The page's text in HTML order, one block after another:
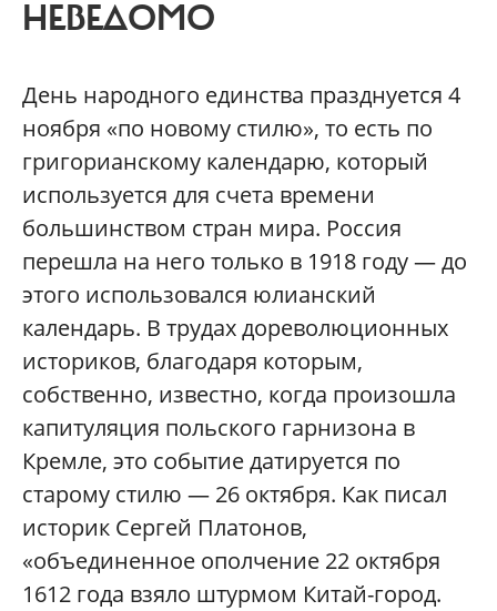
НЕВЕДОМО
День народного единства празднуется 4
ноября «по новому стилю», то есть по
григорианскому календарю, который
используется для счета времени
большинством стран мира. Россия
перешла на него только в 1918 году — до
этого использовался юлианский
календарь. В трудах дореволюционных
историков, благодаря которым,
собственно, известно, когда произошла
капитуляция польского гарнизона в
Кремле, это событие датируется по
старому стилю — 26 октября. Как писал
историк Сергей Платонов,
«объединенное ополчение 22 октября
1612 года взяло штурмом Китай-город.